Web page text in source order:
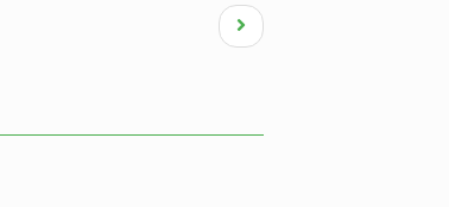
Next
page